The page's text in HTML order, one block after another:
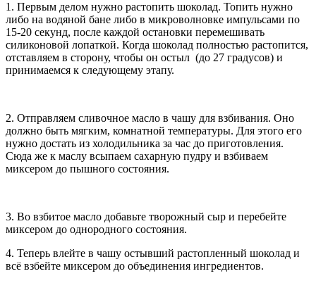
1. Первым делом нужно растопить шоколад. Топить нужно
либо на водяной бане либо в микроволновке импульсами по
15-20 секунд, после каждой остановки перемешивать
силиконовой лопаткой. Когда шоколад полностью растопится,
отставляем в сторону, чтобы он остыл (до 27 градусов) и
принимаемся к следующему этапу.
2. Отправляем сливочное масло в чашу для взбивания. Оно
должно быть мягким, комнатной температуры. Для этого его
нужно достать из холодильника за час до приготовления.
Сюда же к маслу всыпаем сахарную пудру и взбиваем
миксером до пышного состояния.
3. Во взбитое масло добавьте творожный сыр и перебейте
миксером до однородного состояния.
4. Теперь влейте в чашу остывший растопленный шоколад и
всё взбейте миксером до объединения ингредиентов.